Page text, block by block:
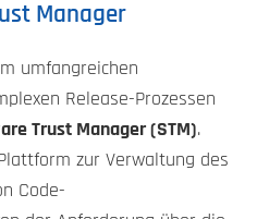
Manager
umfangreichen
Release-Prozessen
Trust Manager (STM).
zur Verwaltung des
Code-